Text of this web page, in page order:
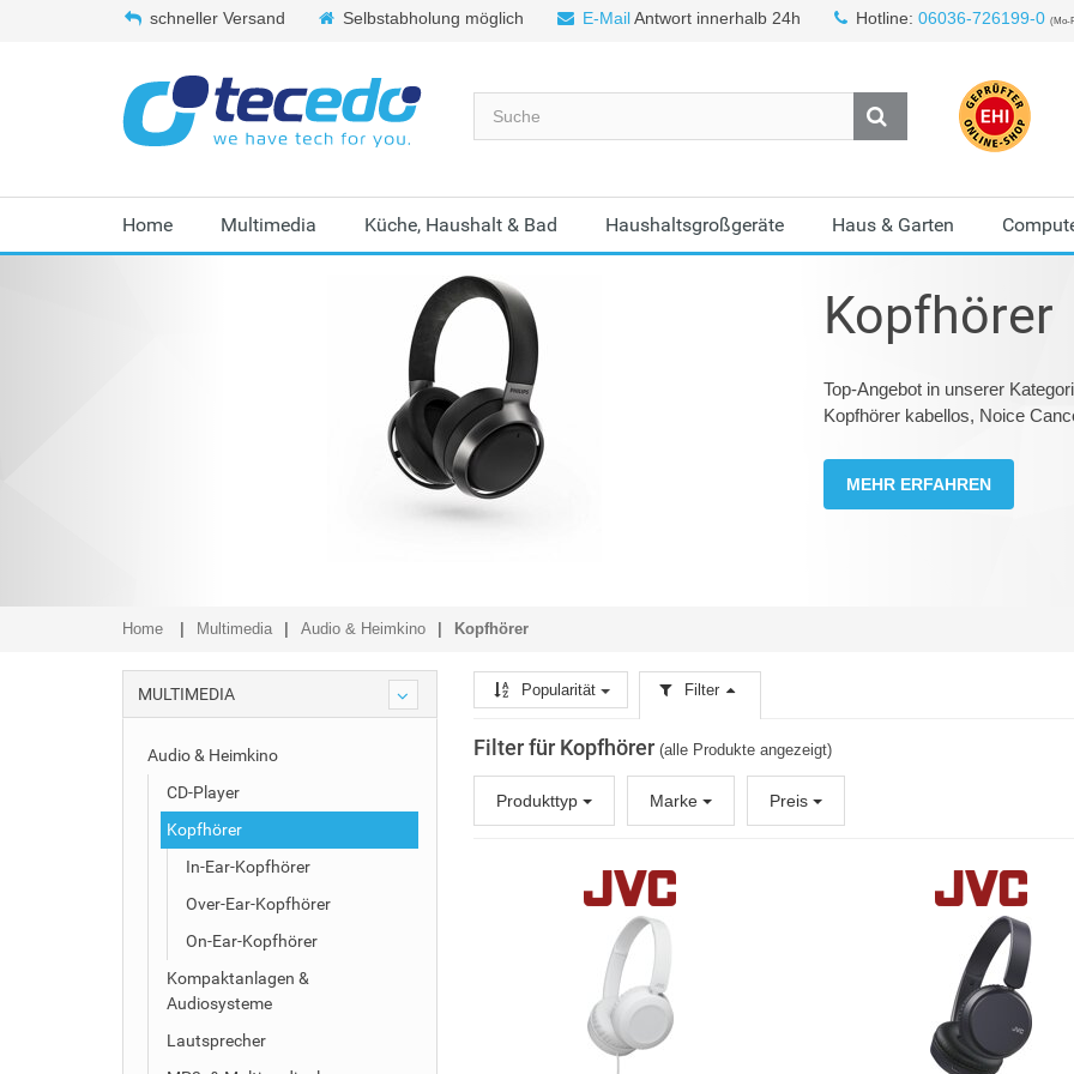
schneller Versand Selbstabholung möglich E-MailAntwort innerhalb 24h Hotline: 06036-726199-0 (Mo-
Home Multimedia Küche, Haushalt & Bad Haushaltsgroßgeräte Haus & Garten
Kopfhörer
Top-Angebot in unserer
Kopfhörer kabellos, Noice
MEHR ERFAHREN
Home Multimedia Audio & Heimkino Kopfhörer
MULTIMEDIA
Audio & Heimkino
CD-Player
Kopfhörer
In-Ear-Kopfhörer
Over-Ear-Kopfhörer
On-Ear-Kopfhörer
Kompaktanlagen &
Audiosysteme
Lautsprecher
Popularität Filter
Filter für Kopfhörer (alle Produkte angezeigt)
Produkttyp Marke Preis